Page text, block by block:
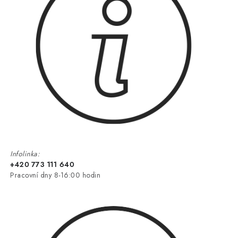
Infolinka:
+420 773 111 640
Pracovní dny 8-16:00 hodin